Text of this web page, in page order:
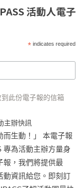
活動人電子
*indicates required
此份電子報的信箱
主辦快訊
而生動！」 本電子報
專為活動主辦方量身
報，我們將提供最
動資訊給您。即刻訂